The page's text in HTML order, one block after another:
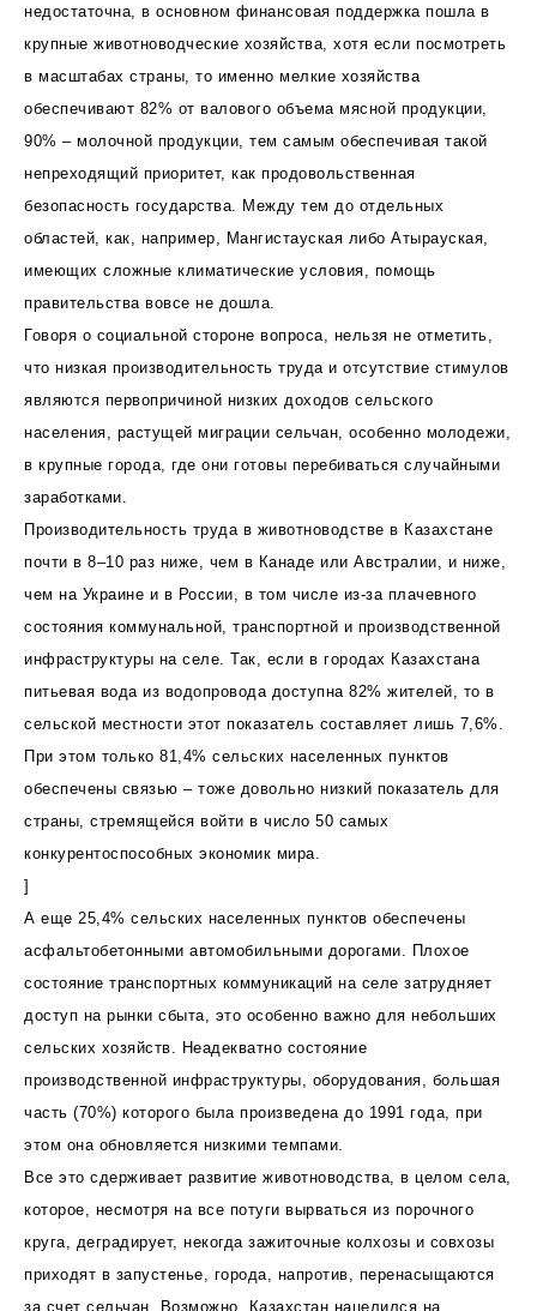
недостаточна, в основном финансовая поддержка пошла в
крупные животноводческие хозяйства, хотя если посмотреть
в масштабах страны, то именно мелкие хозяйства
обеспечивают 82% от валового объема мясной продукции,
90% – молочной продукции, тем самым обеспечивая такой
непреходящий приоритет, как продовольственная
безопасность государства. Между тем до отдельных
областей, как, например, Мангистауская либо Атырауская,
имеющих сложные климатические условия, помощь
правительства вовсе не дошла.
Говоря о социальной стороне вопроса, нельзя не отметить,
что низкая производительность труда и отсутствие стимулов
являются первопричиной низких доходов сельского
населения, растущей миграции сельчан, особенно молодежи,
в крупные города, где они готовы перебиваться случайными
заработками.
Производительность труда в животноводстве в Казахстане
почти в 8–10 раз ниже, чем в Канаде или Австралии, и ниже,
чем на Украине и в России, в том числе из-за плачевного
состояния коммунальной, транспортной и производственной
инфраструктуры на селе. Так, если в городах Казахстана
питьевая вода из водопровода доступна 82% жителей, то в
сельской местности этот показатель составляет лишь 7,6%.
При этом только 81,4% сельских населенных пунктов
обеспечены связью – тоже довольно низкий показатель для
страны, стремящейся войти в число 50 самых
конкурентоспособных экономик мира.
]
А еще 25,4% сельских населенных пунктов обеспечены
асфальтобетонными автомобильными дорогами. Плохое
состояние транспортных коммуникаций на селе затрудняет
доступ на рынки сбыта, это особенно важно для небольших
сельских хозяйств. Неадекватно состояние
производственной инфраструктуры, оборудования, большая
часть (70%) которого была произведена до 1991 года, при
этом она обновляется низкими темпами.
Все это сдерживает развитие животноводства, в целом села,
которое, несмотря на все потуги вырваться из порочного
круга, деградирует, некогда зажиточные колхозы и совхозы
приходят в запустенье, города, напротив, перенасыщаются
за счет сельчан. Возможно, Казахстан нацелился на